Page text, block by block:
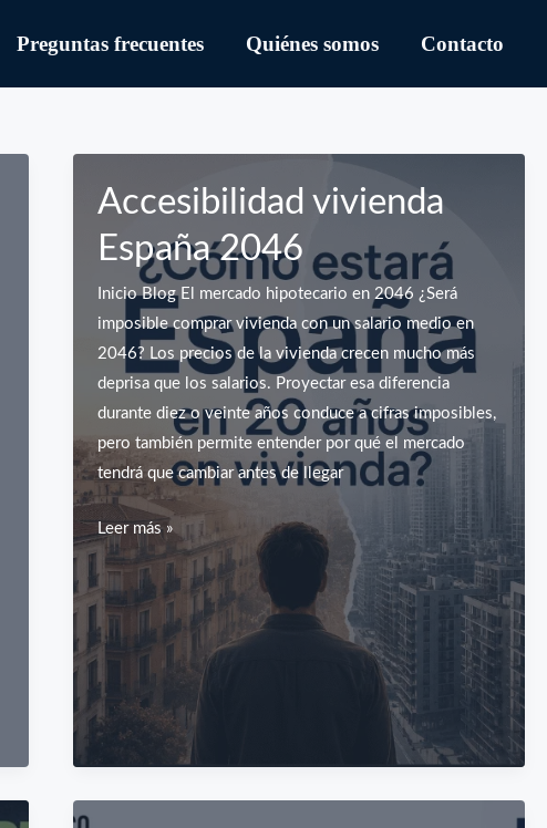
Preguntas frecuentes Quiénes somos Contacto
Accesibilidad vivienda
España 2046
Inicio Blog El mercado hipotecario en 2046 ¿Será
imposible comprar vivienda con un salario medio en
2046? Los precios de la vivienda crecen mucho más
deprisa que los salarios. Proyectar esa diferencia
durante diez o veinte años conduce a cifras imposibles,
pero también permite entender por qué el mercado
tendrá que cambiar antes de llegar
Accesibilidad
vivienda
España
2046
Leer más »